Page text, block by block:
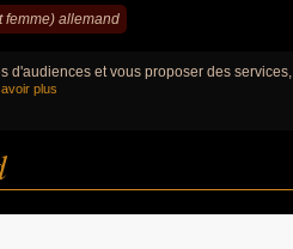
femme) allemand
d'audiences et vous proposer des services,
plus